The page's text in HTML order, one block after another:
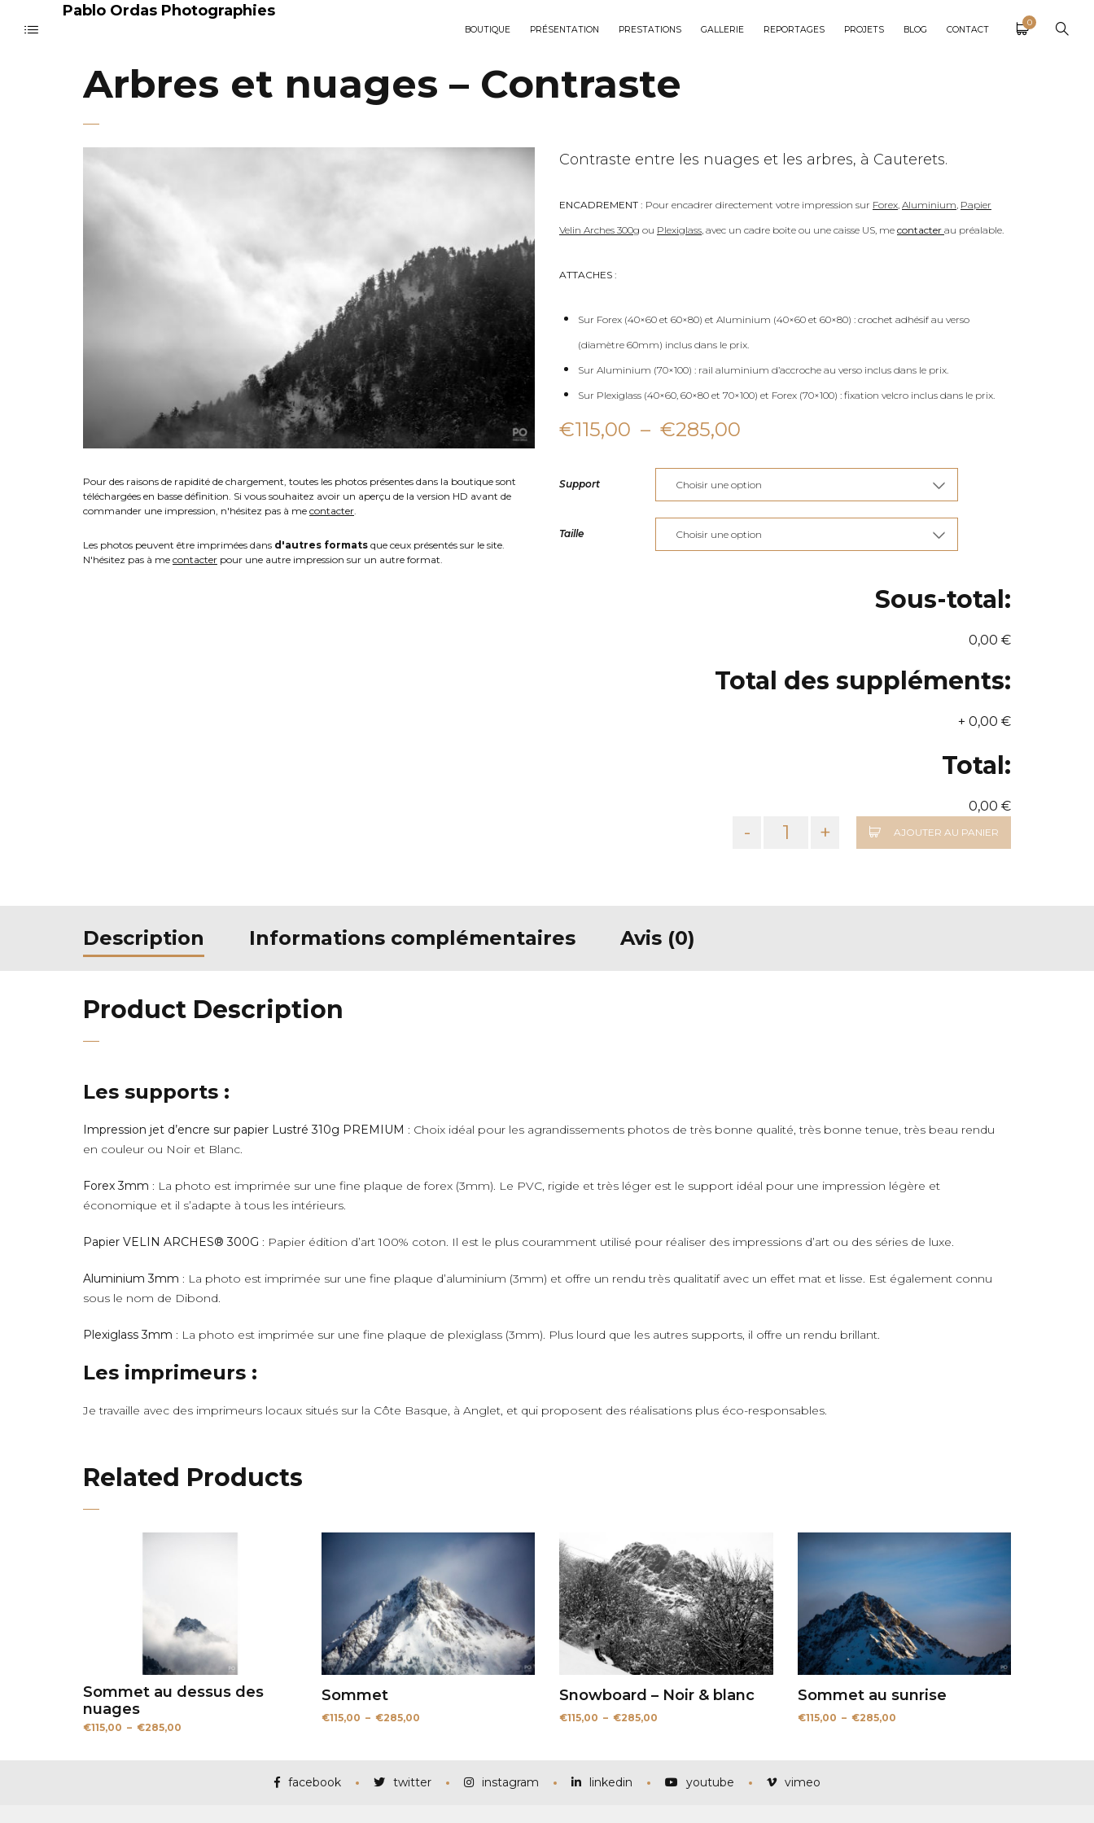
Pablo Ordas Photographies
BOUTIQUE PRÉSENTATION PRESTATIONS GALLERIE REPORTAGES PROJETS BLOG CONTACT
0
Arbres et nuages – Contraste
Pour des raisons de rapidité de chargement, toutes les photos présentes dans la boutique sont
téléchargées en basse définition. Si vous souhaitez avoir un aperçu de la version HD avant de
commander une impression, n'hésitez pas à me contacter.
Les photos peuvent être imprimées dans d'autres formats que ceux présentés sur le site.
N'hésitez pas à me contacter pour une autre impression sur un autre format.
Contraste entre les nuages et les arbres, à Cauterets.
ENCADREMENT : Pour encadrer directement votre impression sur Forex, Aluminium, Papier
Velin Arches 300g ou Plexiglass, avec un cadre boite ou une caisse US, me contacter au préalable.
ATTACHES :
Sur Forex (40×60 et 60×80) et Aluminium (40×60 et 60×80) : crochet adhésif au verso
(diamètre 60mm) inclus dans le prix.
Sur Aluminium (70×100) : rail aluminium d’accroche au verso inclus dans le prix.
Sur Plexiglass (40×60, 60×80 et 70×100) et Forex (70×100) : fixation velcro inclus dans le prix.
€115,00 – €285,00
prix :
€115,00
à
Support
Taille
Sous-total:
0,00 €
Total des suppléments:
+ 0,00 €
Total:
0,00 €
- + AJOUTER AU PANIER
Description Informations complémentaires Avis (0)
Product Description
Les supports :
Impression jet d’encre sur papier Lustré 310g PREMIUM : Choix idéal pour les agrandissements photos de très bonne qualité, très bonne tenue, très beau rendu
en couleur ou Noir et Blanc.
Forex 3mm : La photo est imprimée sur une fine plaque de forex (3mm). Le PVC, rigide et très léger est le support idéal pour une impression légère et
économique et il s’adapte à tous les intérieurs.
Papier VELIN ARCHES® 300G : Papier édition d’art 100% coton. Il est le plus couramment utilisé pour réaliser des impressions d’art ou des séries de luxe.
Aluminium 3mm : La photo est imprimée sur une fine plaque d’aluminium (3mm) et offre un rendu très qualitatif avec un effet mat et lisse. Est également connu
sous le nom de Dibond.
Plexiglass 3mm : La photo est imprimée sur une fine plaque de plexiglass (3mm). Plus lourd que les autres supports, il offre un rendu brillant.
Les imprimeurs :
Je travaille avec des imprimeurs locaux situés sur la Côte Basque, à Anglet, et qui proposent des réalisations plus éco-responsables.
Related Products
Sommet au dessus des
nuages
€115,00 – €285,00
Sommet
€115,00 – €285,00Plage
€285,00
Snowboard – Noir & blanc
€115,00 – €285,00
€285,00
Sommet au sunrise
€115,00 – €285,00Plage
facebook twitter instagram linkedin youtube vimeo